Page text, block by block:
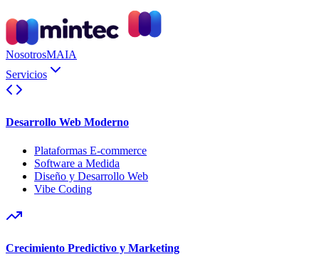
NosotrosMAIA
Servicios
Desarrollo Web Moderno
Plataformas E-commerce
Software a Medida
Diseño y Desarrollo Web
Vibe Coding
Crecimiento Predictivo y Marketing